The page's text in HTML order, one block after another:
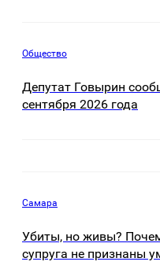
Общество
Депутат Говырин
сентября 2026 года
Самара
Убиты, но живы?
супруга не признаны